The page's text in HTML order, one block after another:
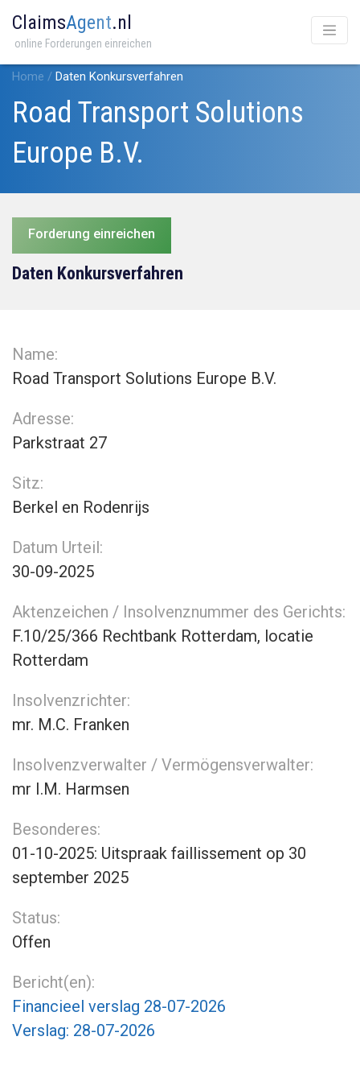
ClaimsAgent.nl
online Forderungen einreichen
Home / Daten Konkursverfahren
Road Transport Solutions
Europe B.V.
Forderung einreichen
Daten Konkursverfahren
Name:
Road Transport Solutions Europe B.V.
Adresse:
Parkstraat 27
Sitz:
Berkel en Rodenrijs
Datum Urteil:
30-09-2025
Aktenzeichen / Insolvenznummer des Gerichts:
F.10/25/366 Rechtbank Rotterdam, locatie
Rotterdam
Insolvenzrichter:
mr. M.C. Franken
Insolvenzverwalter / Vermögensverwalter:
mr I.M. Harmsen
Besonderes:
01-10-2025: Uitspraak faillissement op 30
september 2025
Status:
Offen
Bericht(en):
Financieel verslag 28-07-2026
Verslag: 28-07-2026